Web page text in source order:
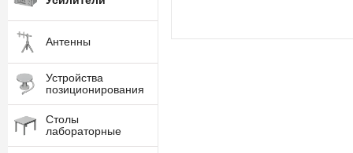
Антенны
Устройства
позиционирования
Столы
лабораторные